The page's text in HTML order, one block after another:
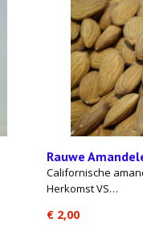
Rauwe
Californische
Herkomst VS…
€ 2,00